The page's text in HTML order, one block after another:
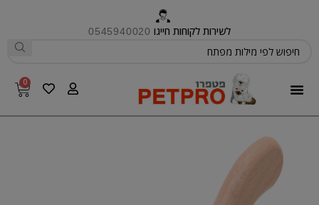
לשירות לקוחות חייגו 0545940020
0